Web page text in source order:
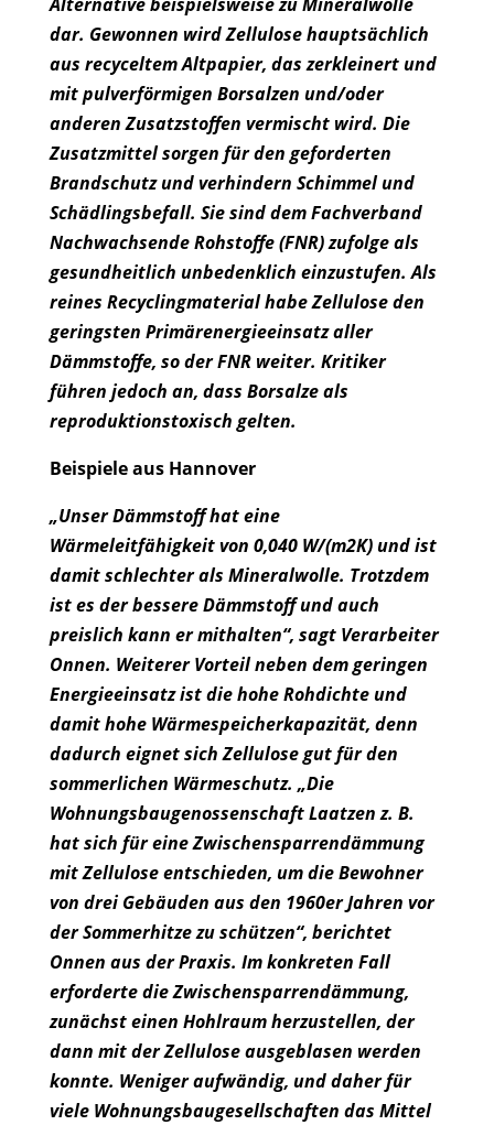
dar. Gewonnen wird Zellulose hauptsächlich
aus recyceltem Altpapier, das zerkleinert und
mit pulverförmigen Borsalzen und/oder
anderen Zusatzstoffen vermischt wird. Die
Zusatzmittel sorgen für den geforderten
Brandschutz und verhindern Schimmel und
Schädlingsbefall. Sie sind dem Fachverband
Nachwachsende Rohstoffe (FNR) zufolge als
gesundheitlich unbedenklich einzustufen. Als
reines Recyclingmaterial habe Zellulose den
geringsten Primärenergieeinsatz aller
Dämmstoffe, so der FNR weiter. Kritiker
führen jedoch an, dass Borsalze als
reproduktionstoxisch gelten.
Beispiele aus Hannover
„Unser Dämmstoff hat eine
Wärmeleitfähigkeit von 0,040 W/(m2K) und ist
damit schlechter als Mineralwolle. Trotzdem
ist es der bessere Dämmstoff und auch
preislich kann er mithalten“, sagt Verarbeiter
Onnen. Weiterer Vorteil neben dem geringen
Energieeinsatz ist die hohe Rohdichte und
damit hohe Wärmespeicherkapazität, denn
dadurch eignet sich Zellulose gut für den
sommerlichen Wärmeschutz. „Die
Wohnungsbaugenossenschaft Laatzen z. B.
hat sich für eine Zwischensparrendämmung
mit Zellulose entschieden, um die Bewohner
von drei Gebäuden aus den 1960er Jahren vor
der Sommerhitze zu schützen“, berichtet
Onnen aus der Praxis. Im konkreten Fall
erforderte die Zwischensparrendämmung,
zunächst einen Hohlraum herzustellen, der
dann mit der Zellulose ausgeblasen werden
konnte. Weniger aufwändig, und daher für
viele Wohnungsbaugesellschaften das Mittel